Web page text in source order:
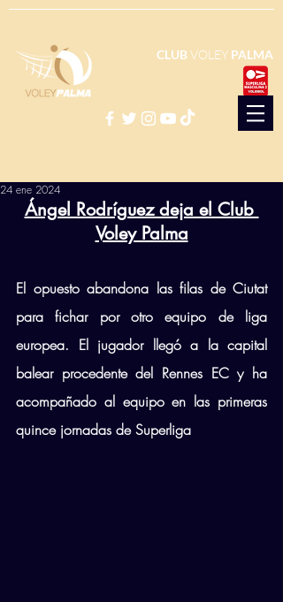
CLUBVOLEY PALMA
24 ene 2024
Ángel Rodríguez deja el Club
Voley Palma
El opuesto abandona las filas de Ciutat
para fichar por otro equipo de liga
europea. El jugador llegó a la capital
balear procedente del Rennes EC y ha
acompañado al equipo en las primeras
quince jornadas de Superliga